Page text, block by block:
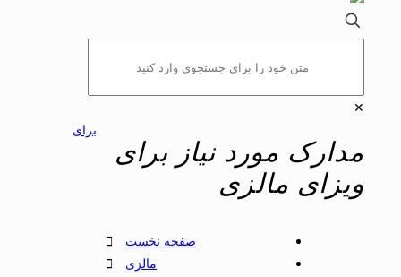
مدارک مورد نیاز برای
ویزای مالزی
صفحه نخست
مالزی
برای